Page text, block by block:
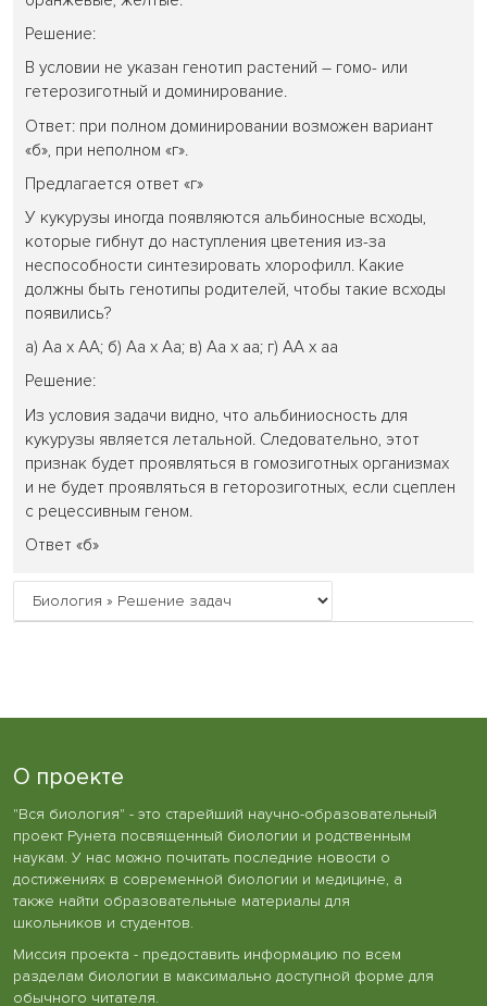
Решение:
В условии не указан генотип растений – гомо- или
гетерозиготный и доминирование.
Ответ: при полном доминировании возможен вариант
«б», при неполном «г».
Предлагается ответ «г»
У кукурузы иногда появляются альбиносные всходы,
которые гибнут до наступления цветения из-за
неспособности синтезировать хлорофилл. Какие
должны быть генотипы родителей, чтобы такие всходы
появились?
а) Аа х АА; б) Аа х Аа; в) Аа х аа; г) АА х аа
Решение:
Из условия задачи видно, что альбиниосность для
кукурузы является летальной. Следовательно, этот
признак будет проявляться в гомозиготных организмах
и не будет проявляться в геторозиготных, если сцеплен
с рецессивным геном.
Ответ «б»
О проекте
"Вся биология" - это старейший научно-образовательный
проект Рунета посвященный биологии и родственным
наукам. У нас можно почитать последние новости о
достижениях в современной биологии и медицине, а
также найти образовательные материалы для
школьников и студентов.
Миссия проекта - предоставить информацию по всем
разделам биологии в максимально доступной форме для
обычного читателя.